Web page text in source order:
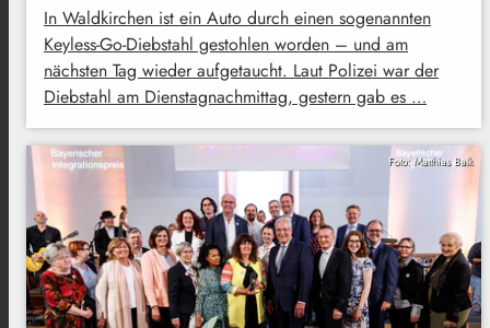
In Waldkirchen ist ein Auto durch einen sogenannten
Keyless-Go-Diebstahl gestohlen worden – und am
nächsten Tag wieder aufgetaucht. Laut Polizei war der
Diebstahl am Dienstagnachmittag, gestern gab es …
Foto: Matthias Balk